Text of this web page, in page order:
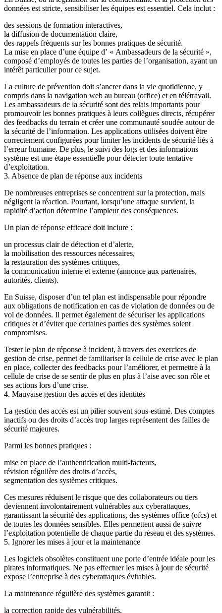
données est stricte, sensibiliser les équipes est essentiel. Cela inclut :
des sessions de formation interactives,
la diffusion de documentation claire,
des rappels fréquents sur les bonnes pratiques de sécurité.
La mise en place d’une équipe d’ « Ambassadeurs de la sécurité »,
composé d’employés de toutes les parties de l’organisation, ayant un
intérêt particulier pour ce sujet.
La culture de prévention doit s’ancrer dans la vie quotidienne, y
compris dans la navigation web au bureau (office) et en télétravail.
Les ambassadeurs de la sécurité sont des relais importants pour
promouvoir les bonnes pratiques à leurs collègues directs, récupérer
des feedbacks du terrain et créer une communauté soudée autour de
la sécurité de l’information. Les applications utilisées doivent être
correctement configurées pour limiter les incidents de sécurité liés à
l’erreur humaine. De plus, le suivi des logs et des informations
système est une étape essentielle pour détecter toute tentative
d’exploitation.
3. Absence de plan de réponse aux incidents
De nombreuses entreprises se concentrent sur la protection, mais
négligent la réaction. Pourtant, lorsqu’une attaque survient, la
rapidité d’action détermine l’ampleur des conséquences.
Un plan de réponse efficace doit inclure :
un processus clair de détection et d’alerte,
la mobilisation des ressources nécessaires,
la restauration des systèmes critiques,
la communication interne et externe (annonce aux partenaires,
autorités, clients).
En Suisse, disposer d’un tel plan est indispensable pour répondre
aux obligations de notification en cas de violation de données ou de
vol de données. Il permet également de sécuriser les applications
critiques et d’éviter que certaines parties des systèmes soient
compromises.
Tester le plan de réponse à incident, à travers des exercices de
gestion de crise, permet de familiariser la cellule de crise avec le plan
en place, collecter des feedbacks pour l’améliorer, et permettre à la
cellule de crise de se sentir de plus en plus à l’aise avec son rôle et
ses actions lors d’une crise.
4. Mauvaise gestion des accès et des identités
La gestion des accès est un pilier souvent sous-estimé. Des comptes
inactifs ou des droits d’accès trop larges représentent des failles de
sécurité majeures.
Parmi les bonnes pratiques :
mise en place de l’authentification multi-facteurs,
révision régulière des droits d’accès,
segmentation des systèmes critiques.
Ces mesures réduisent le risque que des collaborateurs ou tiers
deviennent involontairement vulnérables aux cyberattaques,
garantissant la sécurité des applications, des systèmes office (ofcs) et
de toutes les données sensibles. Elles permettent aussi de suivre
l’exploitation potentielle de chaque partie du réseau et des systèmes.
5. Ignorer les mises à jour et la maintenance
Les logiciels obsolètes constituent une porte d’entrée idéale pour les
pirates informatiques. Ne pas effectuer les mises à jour de sécurité
expose l’entreprise à des cyberattaques évitables.
La maintenance régulière des systèmes garantit :
la correction rapide des vulnérabilités,